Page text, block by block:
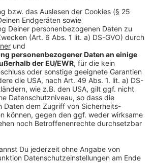
Jetzt Teil des
werden
wird aktuell auch für
entwickelt. Dafür sucht
Erzieher und Lehrer, die
lassen möchten.Mehr
es auf der Website von